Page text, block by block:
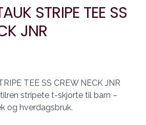
STRIPE TEE SS
JNR
TEE SS CREW NECK JNR
stripete t-skjorte til barn –
og hverdagsbruk.